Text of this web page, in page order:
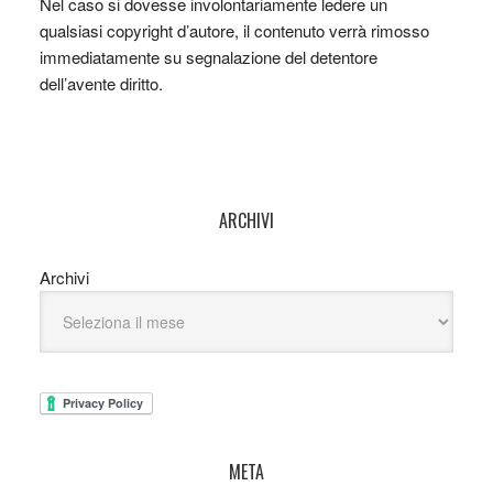
qualsiasi copyright d’autore, il contenuto verrà rimosso
immediatamente su segnalazione del detentore
dell’avente diritto.
ARCHIVI
Archivi
META